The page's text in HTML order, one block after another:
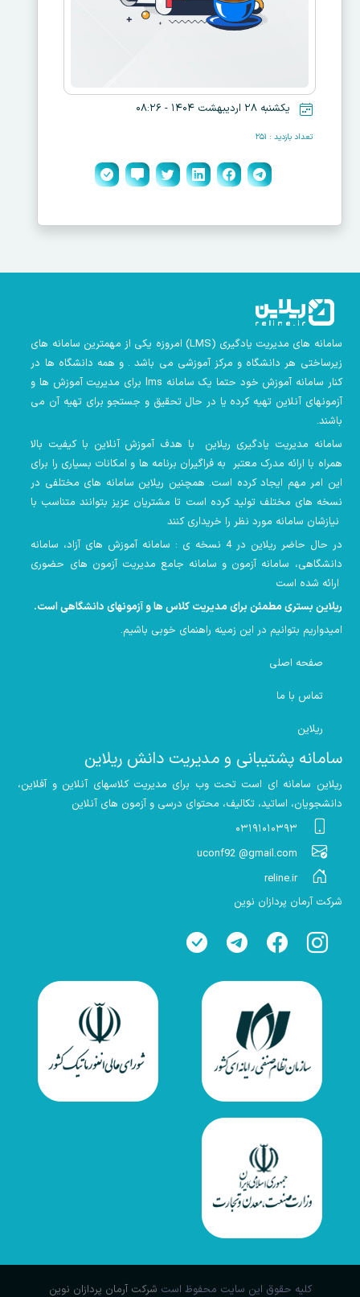
یکشنبه ۲۸ اردیبهشت ۱۴۰۴ - ۰۸:۲۶
تعداد بازدید : ۲۵۱
سامانه های مدیریت یادگیری (LMS) امروزه یکی از مهمترین سامانه های
زیرساختی هر دانشگاه و مرکز آموزشی می باشد . و همه دانشگاه ها در
کنار سامانه آموزش خود حتما یک سامانه lms
برای مدیریت آموزش ها و
آزمونهای آنلاین تهیه کرده یا در حال تحقیق و جستجو برای تهیه آن می
باشند.
سامانه مدیریت یادگیری ریلاین با هدف آموزش آنلاین با کیفیت بالا
همراه با ارائه مدرک معتبر به فراگیران برنامه ها و امکانات بسیاری را برای
این امر مهم ایجاد کرده است. همچنین ریلاین سامانه های مختلفی در
نسخه های مختلف تولید کرده است تا مشتریان عزیز بتوانند متناسب با
در حال حاضر ریلاین در 4 نسخه ی : سامانه آموزش های آزاد، سامانه
دانشگاهی، سامانه آزمون و سامانه جامع مدیریت آزمون های حضوری
ریلاین بستری مطمئن برای مدیریت کلاس ها و آزمونهای دانشگاهی است.
امیدواریم بتوانیم در این زمینه راهنمای خوبی باشیم.
صفحه اصلی
تماس با ما
ریلاین
سامانه پشتیبانی و مدیریت دانش ریلاین
ریلاین سامانه ای است تحت وب برای مدیریت کلاسهای آنلاین و آفلاین،
دانشجویان، اساتید، تکالیف، محتوای درسی و آزمون های آنلاین
۰۳۱۹۱۰۱۰۳۹۳
uconf92 @gmail.com
reline.ir
شرکت آرمان پردازان نوین
کلیه حقوق این سایت محفوظ است شرکت آرمان پردازان نوین